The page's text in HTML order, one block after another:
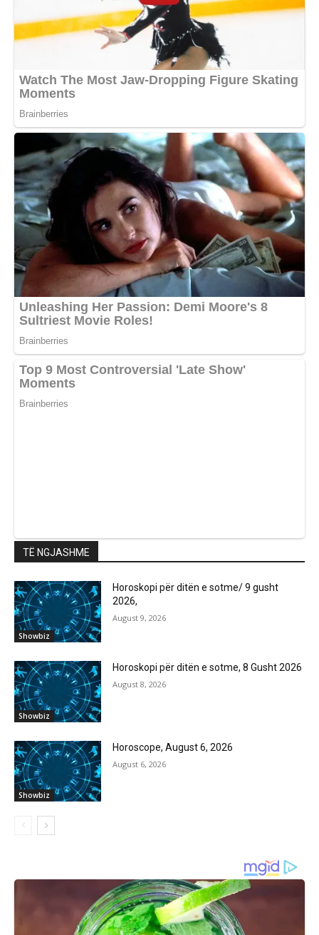
TË NGJASHME
Showbiz
Horoskopi për ditën e sotme/ 9 gusht
2026,
August 9, 2026
Showbiz
Horoskopi për ditën e sotme, 8 Gusht 2026
August 8, 2026
Showbiz
Horoscope, August 6, 2026
August 6, 2026